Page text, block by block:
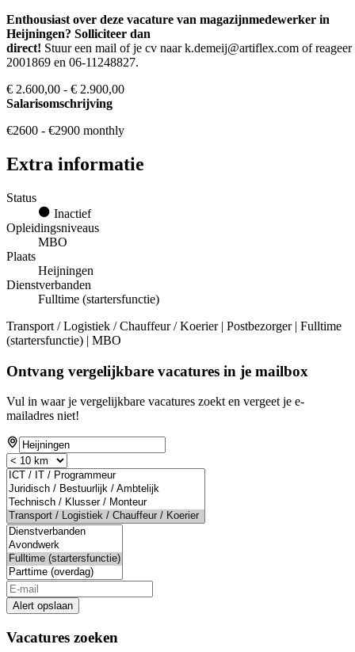
Enthousiast over deze vacature van magazijnmedewerker in
Heijningen? Solliciteer dan
direct! Stuur een mail of je cv naar k.demeij@artiflex.com of
2001869 en 06-11248827.
€ 2.600,00 - € 2.900,00
Salarisomschrijving
€2600 - €2900 monthly
Extra informatie
Status
Inactief
Opleidingsniveaus
MBO
Plaats
Heijningen
Dienstverbanden
Fulltime (startersfunctie)
Transport / Logistiek / Chauffeur / Koerier | Postbezorger | Fulltime
(startersfunctie) | MBO
Ontvang vergelijkbare vacatures in je mailbox
Vul in waar je vergelijkbare vacatures zoekt en vergeet je e-
mailadres niet!
Alert opslaan
Vacatures zoeken